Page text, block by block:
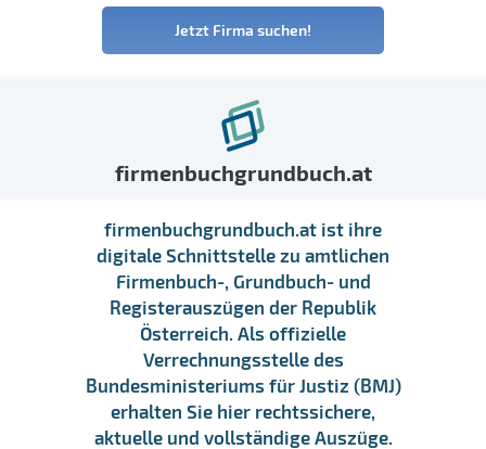
Jetzt Firma suchen!
firmenbuchgrundbuch.at
firmenbuchgrundbuch.at ist ihre
digitale Schnittstelle zu amtlichen
Firmenbuch-, Grundbuch- und
Registerauszügen der Republik
Österreich. Als offizielle
Verrechnungsstelle des
Bundesministeriums für Justiz (BMJ)
erhalten Sie hier rechtssichere,
aktuelle und vollständige Auszüge.